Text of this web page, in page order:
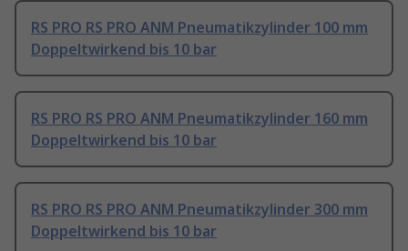
RS PRO RS PRO ANM Pneumatikzylinder 100 mm
Doppeltwirkend bis 10 bar
RS PRO RS PRO ANM Pneumatikzylinder 160 mm
Doppeltwirkend bis 10 bar
RS PRO RS PRO ANM Pneumatikzylinder 300 mm
Doppeltwirkend bis 10 bar